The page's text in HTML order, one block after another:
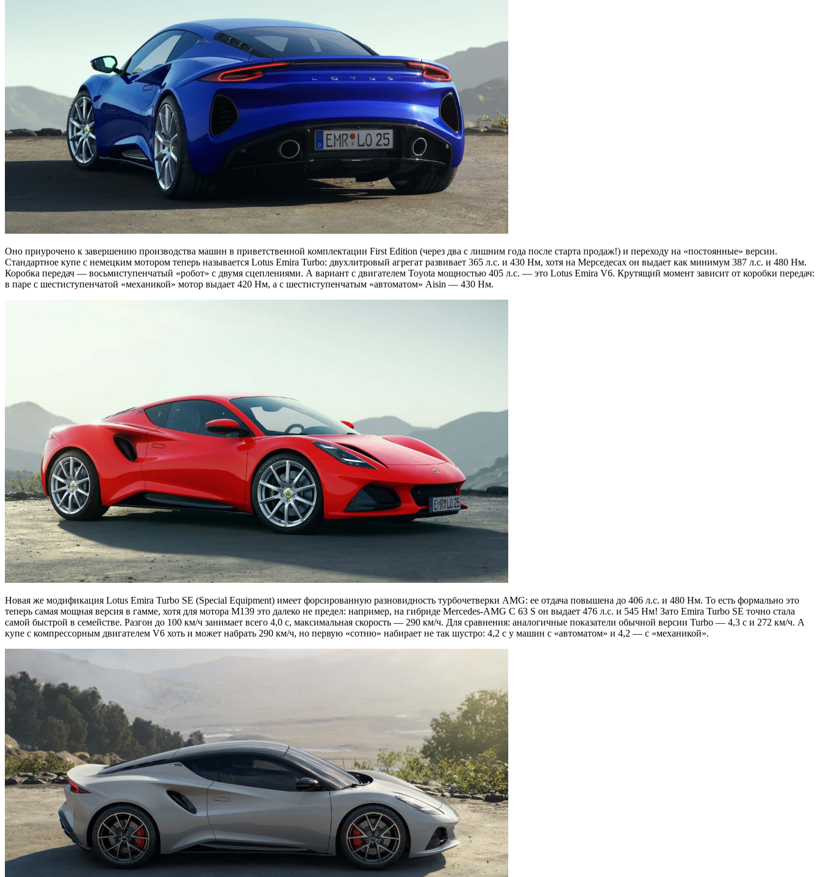
Оно приурочено к завершению производства машин в приветственной комплектации First Edition (через два с лишним года после старта продаж!) и переходу на «постоянные» версии.
Стандартное купе с немецким мотором теперь называется Lotus Emira Turbo: двухлитровый агрегат развивает 365 л.с. и 430 Нм, хотя на Мерседесах он выдает как минимум 387 л.с. и 480 Нм.
Коробка передач — восьмиступенчатый «робот» с двумя сцеплениями. А вариант с двигателем Toyota мощностью 405 л.с. — это Lotus Emira V6. Крутящий момент зависит от коробки передач:
в паре с шестиступенчатой «механикой» мотор выдает 420 Нм, а с шестиступенчатым «автоматом» Aisin — 430 Нм.
Новая же модификация Lotus Emira Turbo SE (Special Equipment) имеет форсированную разновидность турбочетверки AMG: ее отдача повышена до 406 л.с. и 480 Нм. То есть формально это
теперь самая мощная версия в гамме, хотя для мотора M139 это далеко не предел: например, на гибриде Mercedes-AMG C 63 S он выдает 476 л.с. и 545 Нм! Зато Emira Turbo SE точно стала
самой быстрой в семействе. Разгон до 100 км/ч занимает всего 4,0 с, максимальная скорость — 290 км/ч. Для сравнения: аналогичные показатели обычной версии Turbo — 4,3 с и 272 км/ч. А
купе с компрессорным двигателем V6 хоть и может набрать 290 км/ч, но первую «сотню» набирает не так шустро: 4,2 с у машин с «автоматом» и 4,2 — с «механикой».